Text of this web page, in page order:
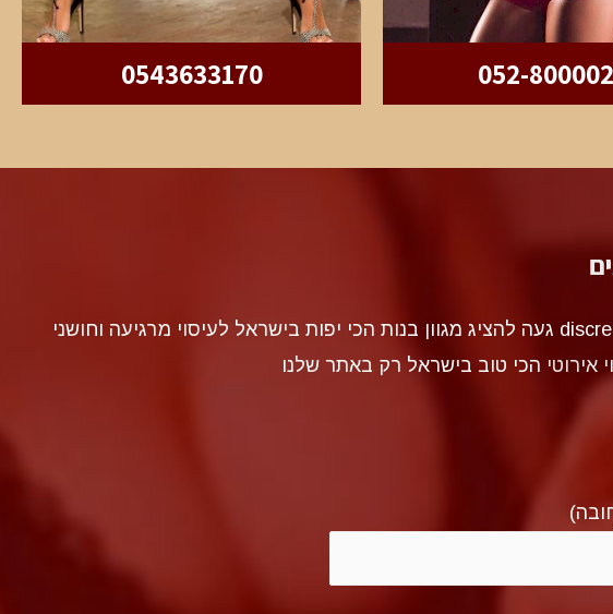
052-
0543633170
אתר discret-room געה להציג מגוון בנות הכי יפות בישראל לעיסוי מרגיעה וחושני
אירוטי הכי טוב בישראל רק באתר שלנו